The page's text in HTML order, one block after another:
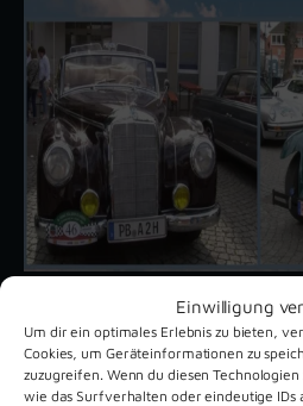
Einwilligung
Um dir ein optimales Erlebnis zu bieten,
Cookies, um Geräteinformationen zu
zuzugreifen. Wenn du diesen
wie das Surfverhalten oder eindeutige
Unsere aktuellen